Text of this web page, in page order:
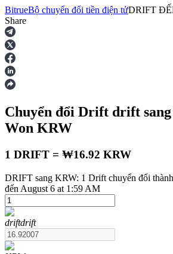
Hợp đồng tương lai
USDT Futures
BitrueBộ chuyển đổi tiền điện tửDRIFT
Share
Chuyển đổi Drift drift
Won KRW
1 DRIFT = ₩16.92 KRW
DRIFT sang KRW: 1 Drift chuyển đổi
đến August 6 at 1:59 AM
driftdrift